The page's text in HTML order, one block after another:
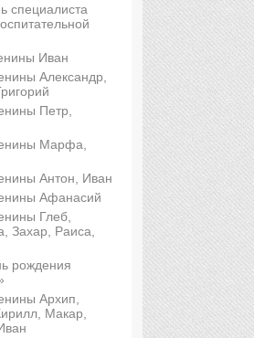
специалиста
Иван
Александр,
Петр,
Марфа,
Антон, Иван
Афанасий
Глеб,
Захар, Раиса,
рождения
Архип,
Макар,